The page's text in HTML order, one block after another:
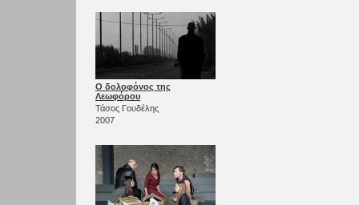
Ο δολοφόνος της
Λεωφόρου
Τάσος Γουδέλης
2007